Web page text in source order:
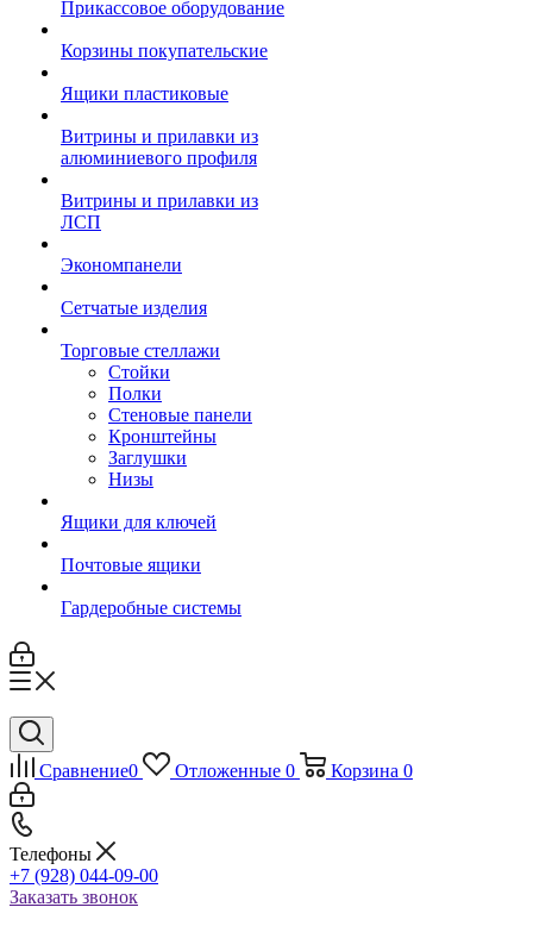
Прикассовое оборудование
Корзины покупательские
Ящики пластиковые
Витрины и прилавки из
алюминиевого профиля
Витрины и прилавки из
ЛСП
Экономпанели
Сетчатые изделия
Торговые стеллажи
Стойки
Полки
Стеновые панели
Кронштейны
Заглушки
Низы
Ящики для ключей
Почтовые ящики
Гардеробные системы
Сравнение0 Отложенные 0 Корзина 0
Телефоны
+7 (928) 044-09-00
Заказать звонок